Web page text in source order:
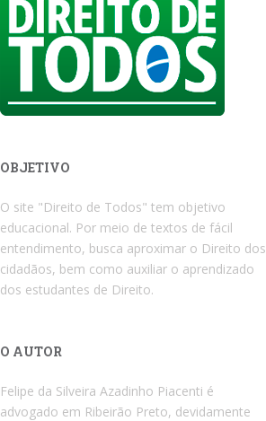
OBJETIVO
O site "Direito de Todos" tem objetivo
educacional. Por meio de textos de fácil
entendimento, busca aproximar o Direito dos
cidadãos, bem como auxiliar o aprendizado
dos estudantes de Direito.
O AUTOR
Felipe da Silveira Azadinho Piacenti é
advogado em Ribeirão Preto, devidamente